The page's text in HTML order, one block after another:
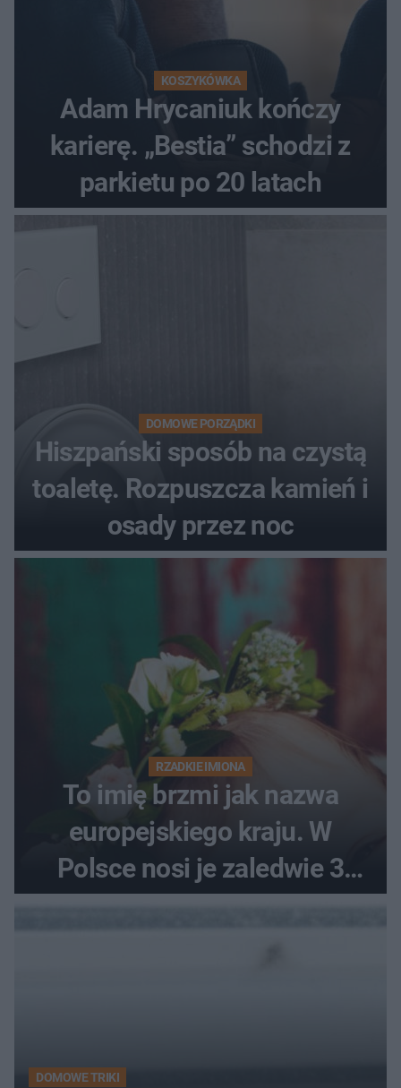
KOSZYKÓWKA
Adam Hrycaniuk kończy
karierę. „Bestia” schodzi z
parkietu po 20 latach
DOMOWE PORZĄDKI
Hiszpański sposób na czystą
toaletę. Rozpuszcza kamień i
osady przez noc
RZADKIE IMIONA
To imię brzmi jak nazwa
europejskiego kraju. W
Polsce nosi je zaledwie 3
DOMOWE TRIKI